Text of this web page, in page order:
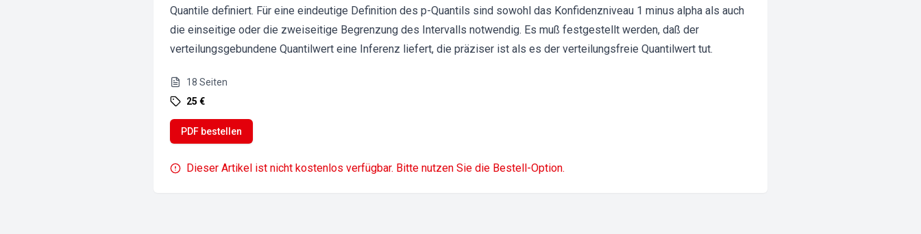
Quantile definiert. Für eine eindeutige Definition des p-Quantils sind sowohl das Konfidenzniveau 1 minus alpha als auch
die einseitige oder die zweiseitige Begrenzung des Intervalls notwendig. Es muß festgestellt werden, daß der
verteilungsgebundene Quantilwert eine Inferenz liefert, die präziser ist als es der verteilungsfreie Quantilwert tut.
18 Seiten
25 €
PDF bestellen
Dieser Artikel ist nicht kostenlos verfügbar. Bitte nutzen Sie die Bestell-Option.